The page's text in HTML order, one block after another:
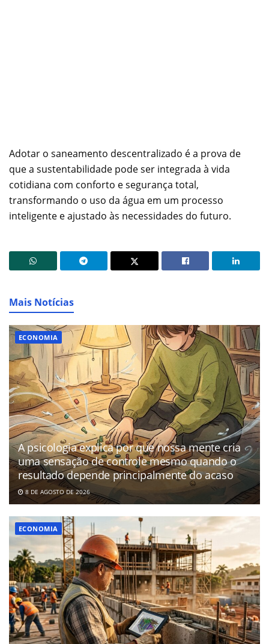
Adotar o saneamento descentralizado é a prova de
que a sustentabilidade pode ser integrada à vida
cotidiana com conforto e segurança total,
transformando o uso da água em um processo
inteligente e ajustado às necessidades do futuro.
Mais Notícias
ECONOMIA
A psicologia explica por que nossa mente cria
uma sensação de controle mesmo quando o
resultado depende principalmente do acaso
8 DE AGOSTO DE 2026
ECONOMIA